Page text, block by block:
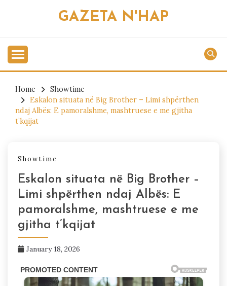
GAZETA N'HAP
Home
Showtime
Eskalon situata në Big Brother – Limi shpërthen
ndaj Albës: E pamoralshme, mashtruese e me gjitha
t’kqijat
Showtime
Eskalon situata në Big Brother –
Limi shpërthen ndaj Albës: E
pamoralshme, mashtruese e me
gjitha t’kqijat
January 18, 2026